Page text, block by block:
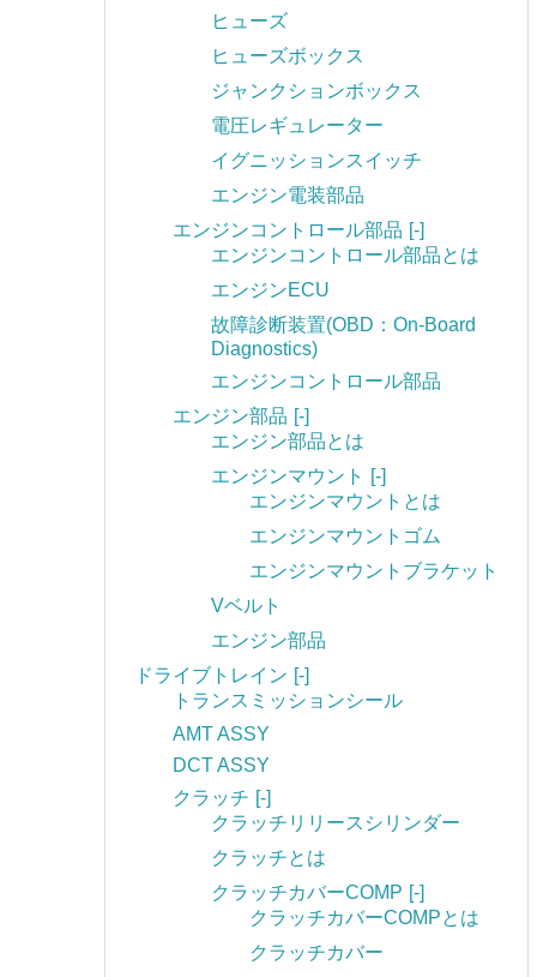
ヒューズ
ヒューズボックス
ジャンクションボックス
電圧レギュレーター
イグニッションスイッチ
エンジン電装部品
エンジンコントロール部品 [-]
エンジンコントロール部品とは
エンジンECU
故障診断装置(OBD：On-Board
Diagnostics)
エンジンコントロール部品
エンジン部品 [-]
エンジン部品とは
エンジンマウント
[-]
エンジンマウントとは
エンジンマウントゴム
エンジンマウントブラケット
Vベルト
エンジン部品
ドライブトレイン [-]
トランスミッションシール
AMT ASSY
DCT ASSY
クラッチ [-]
クラッチリリースシリンダー
クラッチとは
クラッチカバーCOMP [-]
クラッチカバーCOMPとは
クラッチカバー